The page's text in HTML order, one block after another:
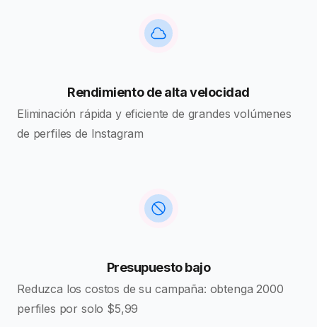
Rendimiento de alta velocidad
Eliminación rápida y eficiente de grandes volúmenes
de perfiles de Instagram
Presupuesto bajo
Reduzca los costos de su campaña: obtenga 2000
perfiles por solo $5,99